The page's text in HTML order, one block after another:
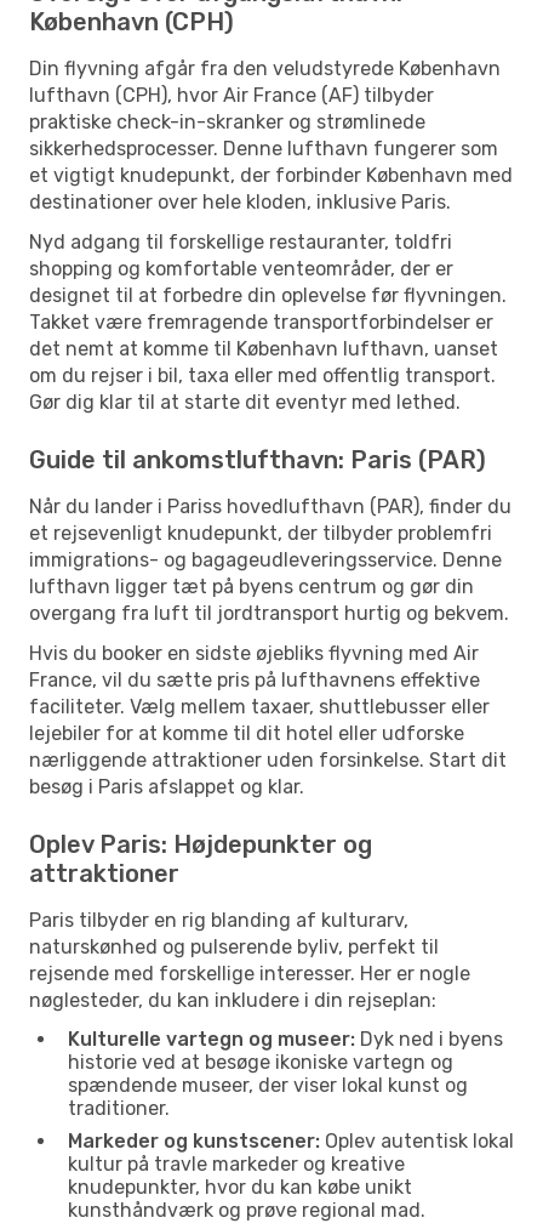
København (CPH)
Din flyvning afgår fra den veludstyrede København
lufthavn (CPH), hvor Air France (AF) tilbyder
praktiske check-in-skranker og strømlinede
sikkerhedsprocesser. Denne lufthavn fungerer som
et vigtigt knudepunkt, der forbinder København med
destinationer over hele kloden, inklusive Paris.
Nyd adgang til forskellige restauranter, toldfri
shopping og komfortable venteområder, der er
designet til at forbedre din oplevelse før flyvningen.
Takket være fremragende transportforbindelser er
det nemt at komme til København lufthavn, uanset
om du rejser i bil, taxa eller med offentlig transport.
Gør dig klar til at starte dit eventyr med lethed.
Guide til ankomstlufthavn: Paris (PAR)
Når du lander i Pariss hovedlufthavn (PAR), finder du
et rejsevenligt knudepunkt, der tilbyder problemfri
immigrations- og bagageudleveringsservice. Denne
lufthavn ligger tæt på byens centrum og gør din
overgang fra luft til jordtransport hurtig og bekvem.
Hvis du booker en sidste øjebliks flyvning med Air
France, vil du sætte pris på lufthavnens effektive
faciliteter. Vælg mellem taxaer, shuttlebusser eller
lejebiler for at komme til dit hotel eller udforske
nærliggende attraktioner uden forsinkelse. Start dit
besøg i Paris afslappet og klar.
Oplev Paris: Højdepunkter og
attraktioner
Paris tilbyder en rig blanding af kulturarv,
naturskønhed og pulserende byliv, perfekt til
rejsende med forskellige interesser. Her er nogle
nøglesteder, du kan inkludere i din rejseplan:
Kulturelle vartegn og museer: Dyk ned i byens
historie ved at besøge ikoniske vartegn og
spændende museer, der viser lokal kunst og
traditioner.
Markeder og kunstscener: Oplev autentisk lokal
kultur på travle markeder og kreative
knudepunkter, hvor du kan købe unikt
kunsthåndværk og prøve regional mad.